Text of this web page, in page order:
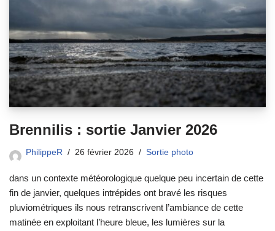
Brennilis : sortie Janvier 2026
PhilippeR 26 février 2026 Sortie photo
dans un contexte météorologique quelque peu incertain de cette
fin de janvier, quelques intrépides ont bravé les risques
pluviométriques ils nous retranscrivent l’ambiance de cette
matinée en exploitant l’heure bleue, les lumières sur la